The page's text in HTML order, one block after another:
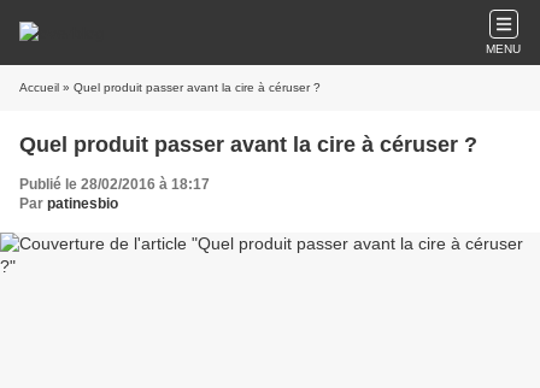
MENU
Accueil » Quel produit passer avant la cire à céruser ?
Quel produit passer avant la cire à céruser ?
Publié le 28/02/2016 à 18:17
Par patinesbio